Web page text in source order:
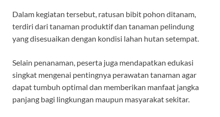
Dalam kegiatan tersebut, ratusan bibit pohon ditanam,
terdiri dari tanaman produktif dan tanaman pelindung
yang disesuaikan dengan kondisi lahan hutan setempat.
Selain penanaman, peserta juga mendapatkan edukasi
singkat mengenai pentingnya perawatan tanaman agar
dapat tumbuh optimal dan memberikan manfaat jangka
panjang bagi lingkungan maupun masyarakat sekitar.